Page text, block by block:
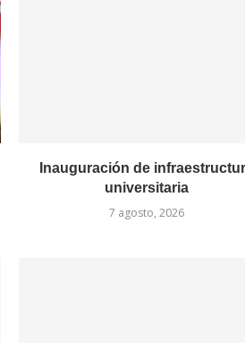
Inauguración de
universitaria
7 agosto, 2026